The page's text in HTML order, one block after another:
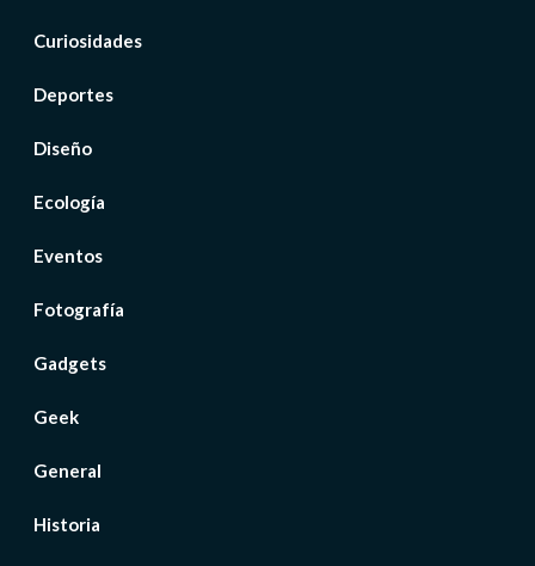
Curiosidades
Deportes
Diseño
Ecología
Eventos
Fotografía
Gadgets
Geek
General
Historia